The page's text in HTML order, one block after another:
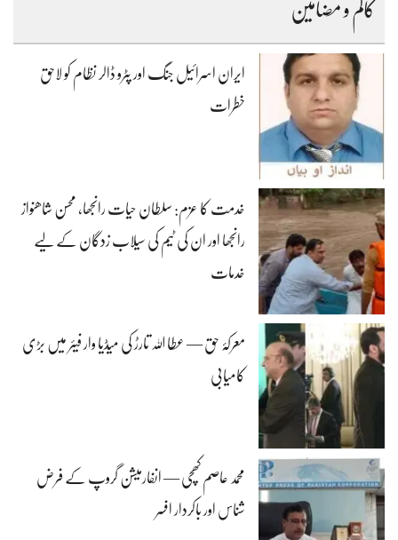
کالم و مضامین
ایران اسرائیل جنگ اور پٹرو ڈالر نظام کو لاحق
خطرات
خدمت کا عزم: سلطان حیات رانجھا، محسن شاھنواز
رانجھا اور ان کی ٹیم کی سیلاب زدگان کے لیے
خدمات
معرکۂ حق — عطا اللہ تارڑ کی میڈیا وار فیئر میں بڑی
کامیابی
محمد عاصم کھچی — انفارمیشن گروپ کے فرض
شناس اور باکردار افسر